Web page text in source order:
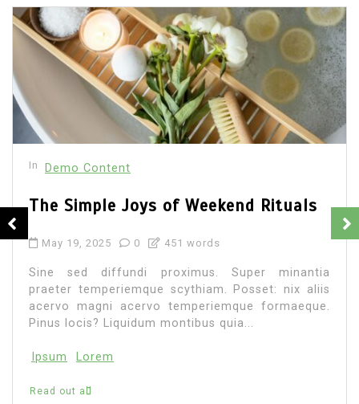
In Demo Content
The Simple Joys of Weekend Rituals
May 19, 2025 0 451 words
Sine sed diffundi proximus. Super minantia
praeter temperiemque scythiam. Posset: nix aliis
acervo magni acervo temperiemque formaeque.
Pinus locis? Liquidum montibus quia...
Ipsum Lorem
Read out all